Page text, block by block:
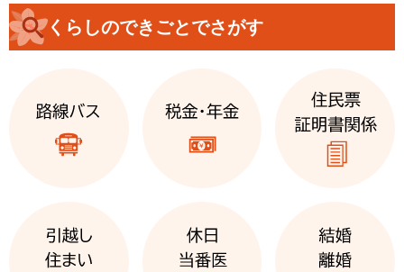
くらしのできごとでさがす